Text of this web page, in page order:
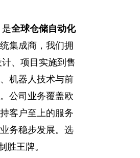
全球仓储自动化
集成商，我们拥
、项目实施到售
机器人技术与前
公司业务覆盖欧
客户至上的服务
务稳步发展。选
王牌。